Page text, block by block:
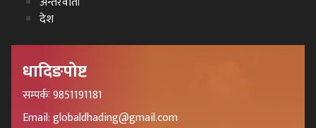
देश
धादिङपोष्ट
सम्पर्कः 9851191181
Email: globaldhading@gmail.com